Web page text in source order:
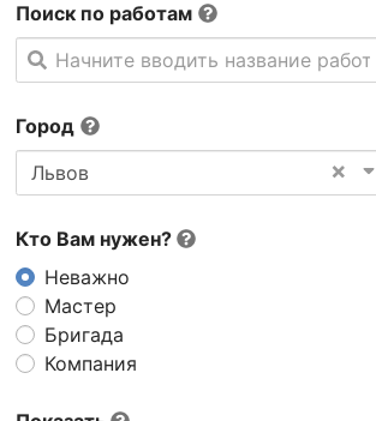
Поиск по работам
Начните вводить название работы
Город
×
Львов
Кто Вам нужен?
Неважно
Мастер
Бригада
Компания